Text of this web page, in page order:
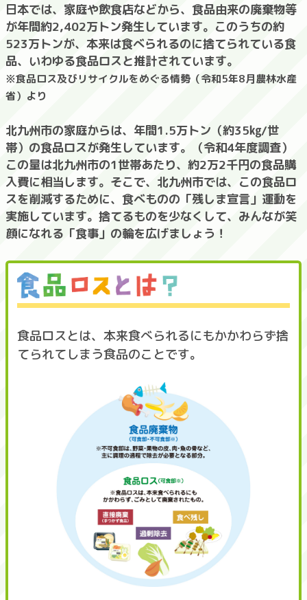
日本では、家庭や飲食店などから、食品由来の廃棄物等
が年間約2,402万トン発生しています。このうちの約
523万トンが、本来は食べられるのに捨てられている食
品、いわゆる食品ロスと推計されています。
※食品ロス及びリサイクルをめぐる情勢（令和5年8月農林水産
省）より
北九州市の家庭からは、年間1.5万トン（約35㎏/世
帯）の食品ロスが発生しています。（令和4年度調査）
この量は北九州市の1世帯あたり、約2万2千円の食品購
入費に相当します。そこで、北九州市では、この食品ロ
スを削減するために、食べものの「残しま宣言」運動を
実施しています。捨てるものを少なくして、みんなが笑
顔になれる「食事」の輪を広げましょう！
食品ロスとは、本来食べられるにもかかわらず捨
てられてしまう食品のことです。